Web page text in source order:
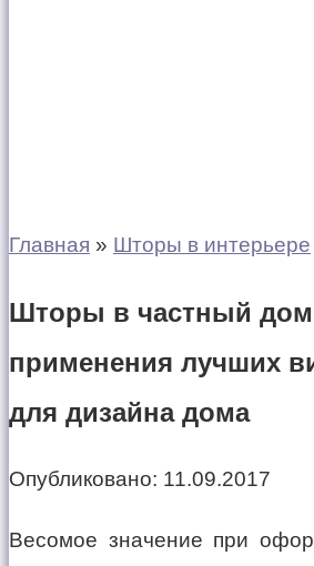
Главная » Шторы в интерьере
Шторы в частный
применения лучших
для дизайна дома
Опубликовано: 11.09.2017
Весомое значение при